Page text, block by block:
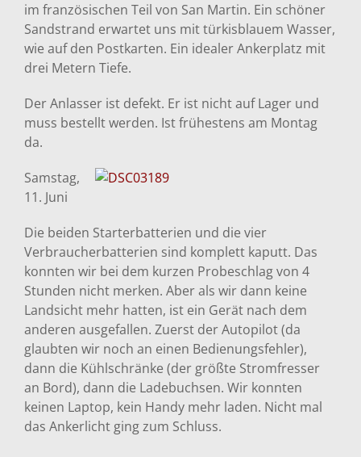
im französischen Teil von San Martin. Ein schöner
Sandstrand erwartet uns mit türkisblauem Wasser,
wie auf den Postkarten. Ein idealer Ankerplatz mit
drei Metern Tiefe.
Der Anlasser ist defekt. Er ist nicht auf Lager und
muss bestellt werden. Ist frühestens am Montag
da.
Samstag,
11. Juni
Die beiden Starterbatterien und die vier
Verbraucherbatterien sind komplett kaputt. Das
konnten wir bei dem kurzen Probeschlag von 4
Stunden nicht merken. Aber als wir dann keine
Landsicht mehr hatten, ist ein Gerät nach dem
anderen ausgefallen. Zuerst der Autopilot (da
glaubten wir noch an einen Bedienungsfehler),
dann die Kühlschränke (der größte Stromfresser
an Bord), dann die Ladebuchsen. Wir konnten
keinen Laptop, kein Handy mehr laden. Nicht mal
das Ankerlicht ging zum Schluss.